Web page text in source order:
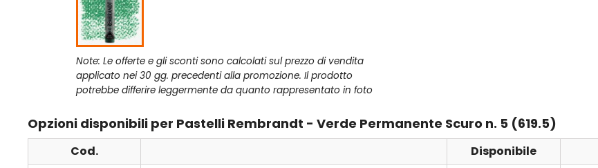
Note: Le offerte e gli sconti sono calcolati sul prezzo di vendita
applicato nei 30 gg. precedenti alla promozione. Il prodotto
potrebbe differire leggermente da quanto rappresentato in foto
Opzioni disponibili per Pastelli Rembrandt - Verde Permanente Scuro n. 5 (619.5)
Cod. Disponibile